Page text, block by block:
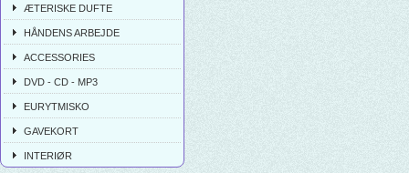
ÆTERISKE DUFTE
HÅNDENS ARBEJDE
ACCESSORIES
DVD - CD - MP3
EURYTMISKO
GAVEKORT
INTERIØR